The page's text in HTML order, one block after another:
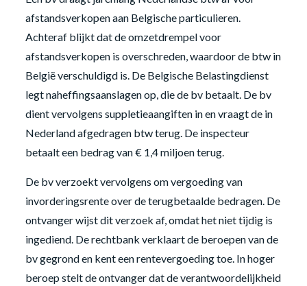
afstandsverkopen aan Belgische particulieren.
Achteraf blijkt dat de omzetdrempel voor
afstandsverkopen is overschreden, waardoor de btw in
België verschuldigd is. De Belgische Belastingdienst
legt naheffingsaanslagen op, die de bv betaalt. De bv
dient vervolgens suppletieaangiften in en vraagt de in
Nederland afgedragen btw terug. De inspecteur
betaalt een bedrag van € 1,4 miljoen terug.
De bv verzoekt vervolgens om vergoeding van
invorderingsrente over de terugbetaalde bedragen. De
ontvanger wijst dit verzoek af, omdat het niet tijdig is
ingediend. De rechtbank verklaart de beroepen van de
bv gegrond en kent een rentevergoeding toe. In hoger
beroep stelt de ontvanger dat de verantwoordelijkheid